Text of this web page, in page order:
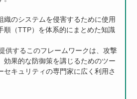
織のシステムを侵害するために使用
順（TTP）を体系的にまとめた知識
供するこのフレームワークは、攻撃
効果的な防御策を講じるためのツー
セキュリティの専門家に広く利用さ